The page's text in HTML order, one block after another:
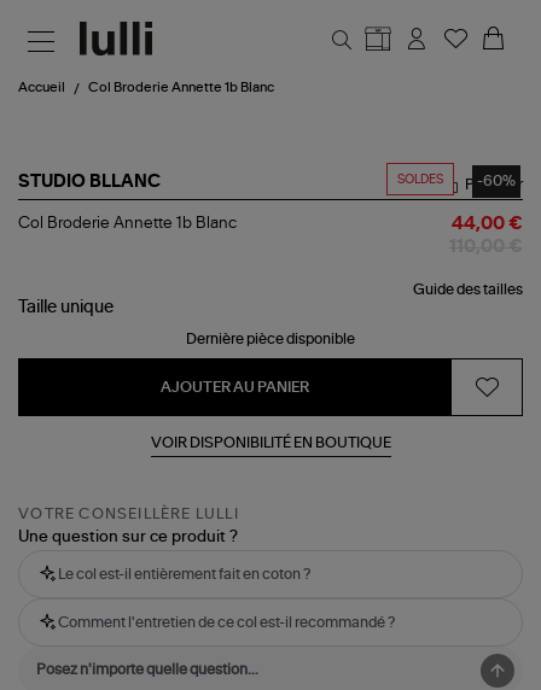
Accueil Col Broderie Annette 1b Blanc
SOLDES -60%
STUDIO BLLANC
Col
Blanc
Partager
Col Broderie Annette 1b Blanc 44,00 €
Guide des tailles
Taille unique
Dernière pièce disponible
AJOUTER AU PANIER
VOIR DISPONIBILITÉ EN BOUTIQUE
VOTRE CONSEILLÈRE LULLI
Une question sur ce produit ?
Le col est-il entièrement fait en coton ?
Comment l'entretien de ce col est-il recommandé ?